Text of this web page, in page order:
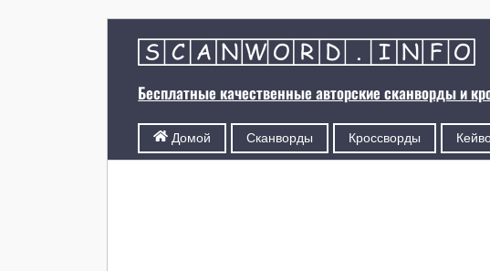
Бесплатные качественные авторские сканворды и
Домой Сканворды Кроссворды